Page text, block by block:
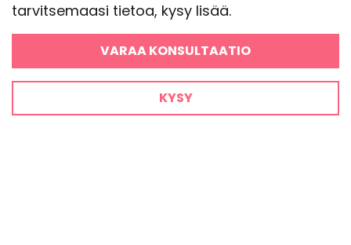
tarvitsemaasi tietoa, kysy lisää.
VARAA KONSULTAATIO
KYSY